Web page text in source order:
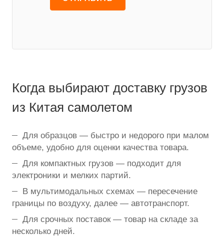
Когда выбирают доставку грузов
из Китая самолетом
Для образцов — быстро и недорого при малом
объеме, удобно для оценки качества товара.
Для компактных грузов — подходит для
электроники и мелких партий.
В мультимодальных схемах — пересечение
границы по воздуху, далее — автотранспорт.
Для срочных поставок — товар на складе за
несколько дней.